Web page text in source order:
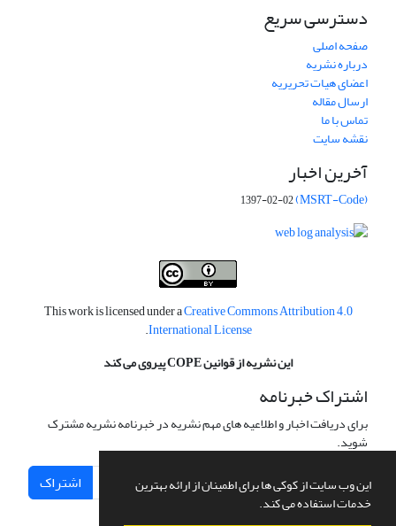
این وب سایت از کوکی ها برای اطمینان از ارائه بهترین
خدمات استفاده می کند.
دسترسی سریع
صفحه اصلی
درباره نشریه
اعضای هیات تحریریه
ارسال مقاله
تماس با ما
نقشه سایت
آخرین اخبار
(MSRT-Code)
1397-02-02
This work is licensed under aCreative Commons Attribution 4.0
International License
.
این نشریه از قوانین COPE پیروی می کند
اشتراک خبرنامه
برای دریافت اخبار و اطلاعیه های مهم نشریه در خبرنامه نشریه مشترک
شوید.
اشتراک